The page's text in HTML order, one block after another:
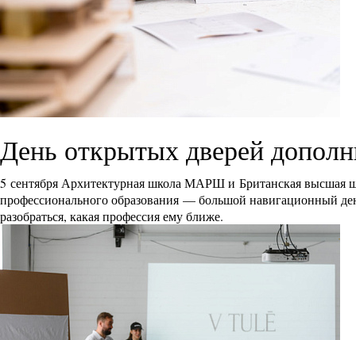
День открытых дверей
5 сентября Архитектурная школа МАРШ и Британская высшая
профессионального образования — большой навигационный
разобраться, какая профессия ему ближе.